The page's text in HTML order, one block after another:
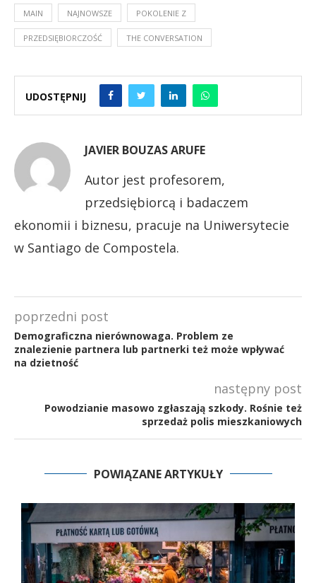
MAIN NAJNOWSZE POKOLENIE Z
PRZEDSIĘBIORCZOŚĆ THE CONVERSATION
UDOSTĘPNIJ
JAVIER BOUZAS ARUFE
Autor jest profesorem,
przedsiębiorcą i badaczem
ekonomii i biznesu, pracuje na Uniwersytecie
w Santiago de Compostela.
poprzedni post
Demograficzna nierównowaga. Problem ze
znalezienie partnera lub partnerki też może wpływać
na dzietność
następny post
Powodzianie masowo zgłaszają szkody. Rośnie też
sprzedaż polis mieszkaniowych
POWIĄZANE ARTYKUŁY